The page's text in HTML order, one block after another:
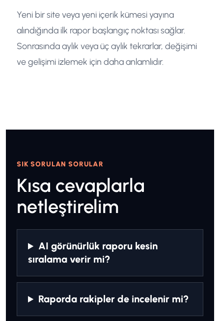
Yeni bir site veya yeni içerik kümesi yayına
alındığında ilk rapor başlangıç noktası sağlar.
Sonrasında aylık veya üç aylık tekrarlar, değişimi
ve gelişimi izlemek için daha anlamlıdır.
SIK SORULAN SORULAR
Kısa cevaplarla
netleştirelim
AI görünürlük raporu kesin
sıralama verir mi?
Raporda rakipler de incelenir mi?